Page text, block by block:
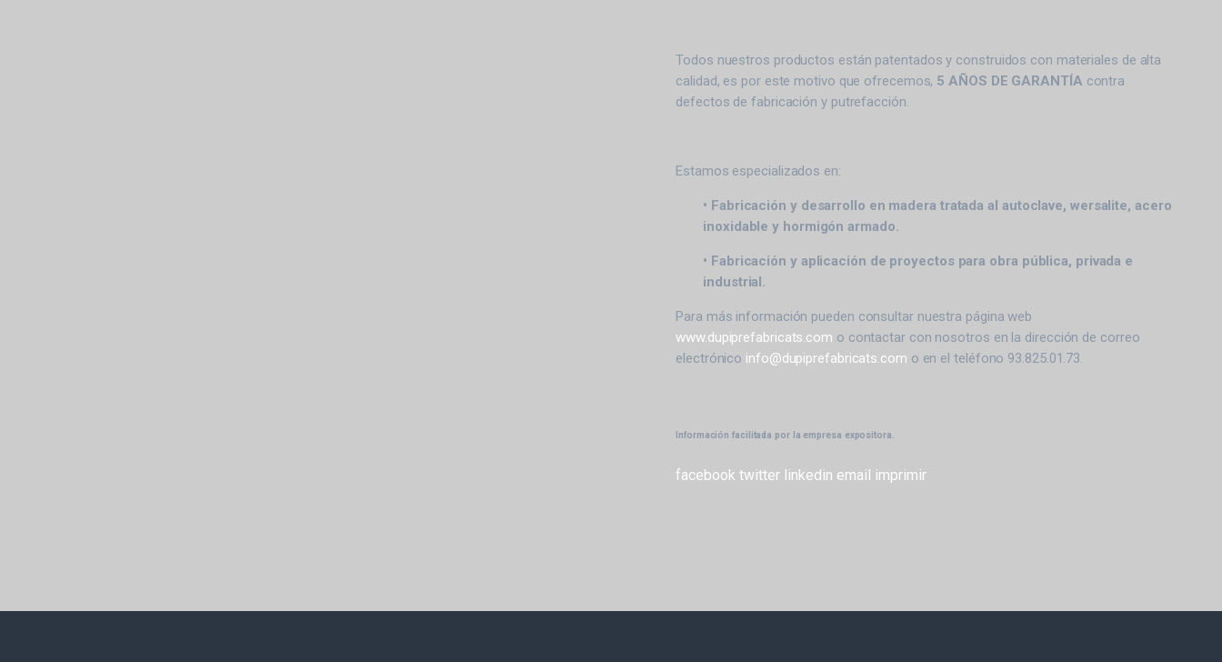
Todos nuestros productos están patentados y construidos con materiales de alta
calidad, es por este motivo que ofrecemos, 5 AÑOS DE GARANTÍA contra
defectos de fabricación y putrefacción.
Estamos especializados en:
• Fabricación y desarrollo en madera tratada al autoclave, wersalite, acero
inoxidable y hormigón armado.
• Fabricación y aplicación de proyectos para obra pública, privada e
industrial.
Para más información pueden consultar nuestra página web
www.dupiprefabricats.com o contactar con nosotros en la dirección de correo
electrónico info@dupiprefabricats.com o en el teléfono 93.825.01.73.
Información facilitada por la empresa expositora.
facebook twitter linkedin email imprimir